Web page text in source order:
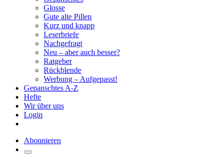
Glosse
Gute alte Pillen
Kurz und knapp
Leserbriefe
Nachgefragt
Neu – aber auch besser?
Ratgeber
Rückblende
Werbung – Aufgepasst!
Gepanschtes A-Z
Hefte
Wir über uns
Login
Abonnieren